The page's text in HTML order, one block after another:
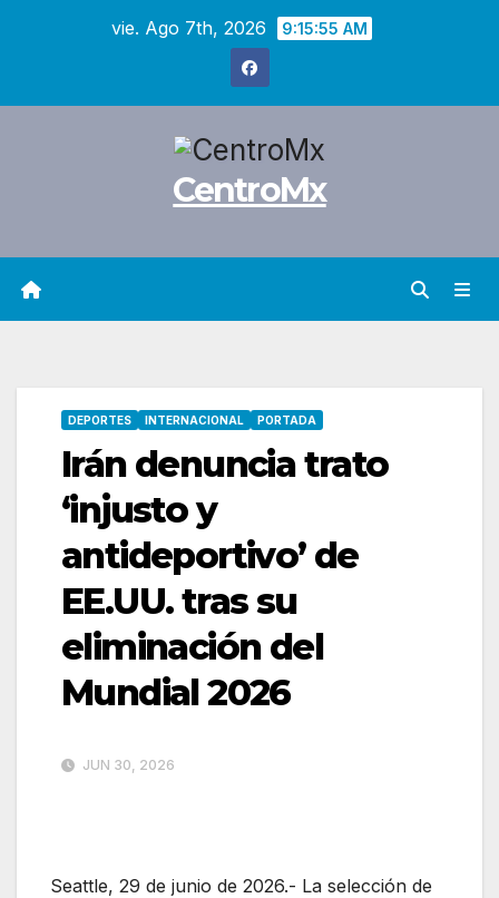
vie. Ago 7th, 2026 9:15:56 AM
CentroMx
DEPORTES INTERNACIONAL PORTADA
Irán denuncia trato
‘injusto y
antideportivo’ de
EE.UU. tras su
eliminación del
Mundial 2026
JUN 30, 2026
Seattle, 29 de junio de 2026.- La selección de